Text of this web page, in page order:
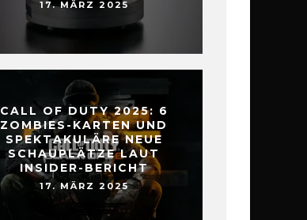
17. MÄRZ 2025
CALL OF DUTY 2025: 6
ZOMBIES-KARTEN UND
SPEKTAKULÄRE NEUE
SCHAUPLÄTZE LAUT
INSIDER-BERICHT
17. MÄRZ 2025